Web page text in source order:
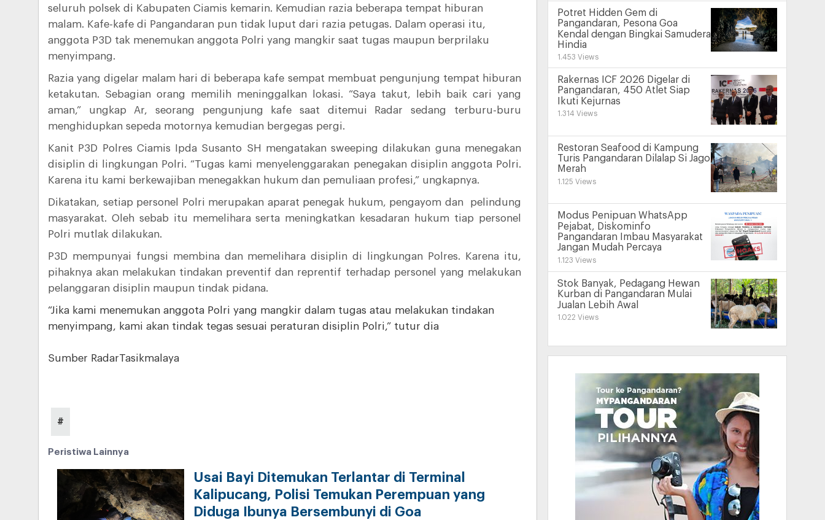
seluruh polsek di Kabupaten Ciamis kemarin. Kemudian razia beberapa tempat hiburan
malam. Kafe-kafe di Pangandaran pun tidak luput dari razia petugas. Dalam operasi itu,
anggota P3D tak menemukan anggota Polri yang mangkir saat tugas maupun berprilaku
menyimpang.
Razia yang digelar malam hari di beberapa kafe sempat membuat pengunjung tempat hiburan
ketakutan. Sebagian orang memilih meninggalkan lokasi. “Saya takut, lebih baik cari yang
aman,” ungkap Ar, seorang pengunjung kafe saat ditemui Radar sedang terburu-buru
menghidupkan sepeda motornya kemudian bergegas pergi.
Kanit P3D Polres Ciamis Ipda Susanto SH mengatakan sweeping dilakukan guna menegakan
disiplin di lingkungan Polri. “Tugas kami menyelenggarakan penegakan disiplin anggota Polri.
Karena itu kami berkewajiban menegakkan hukum dan pemuliaan profesi,” ungkapnya.
Dikatakan, setiap personel Polri merupakan aparat penegak hukum, pengayom dan pelindung
masyarakat. Oleh sebab itu memelihara serta meningkatkan kesadaran hukum tiap personel
Polri mutlak dilakukan.
P3D mempunyai fungsi membina dan memelihara disiplin di lingkungan Polres. Karena itu,
pihaknya akan melakukan tindakan preventif dan reprentif terhadap personel yang melakukan
pelanggaran disiplin maupun tindak pidana.
“Jika kami menemukan anggota Polri yang mangkir dalam tugas atau melakukan tindakan
menyimpang, kami akan tindak tegas sesuai peraturan disiplin Polri,” tutur dia
Sumber RadarTasikmalaya
#
Peristiwa Lainnya
Usai Bayi Ditemukan Terlantar di Terminal
Kalipucang, Polisi Temukan Perempuan yang
Diduga Ibunya Bersembunyi di Goa
Potret Hidden Gem di
Pangandaran, Pesona Goa
Kendal dengan Bingkai Samudera
Hindia
1.453 Views
Rakernas ICF 2026 Digelar di
Pangandaran, 450 Atlet Siap
Ikuti Kejurnas
1.314 Views
Restoran Seafood di Kampung
Turis Pangandaran Dilalap Si Jago
Merah
1.125 Views
Modus Penipuan WhatsApp
Pejabat, Diskominfo
Pangandaran Imbau Masyarakat
Jangan Mudah Percaya
1.123 Views
Stok Banyak, Pedagang Hewan
Kurban di Pangandaran Mulai
Jualan Lebih Awal
1.022 Views